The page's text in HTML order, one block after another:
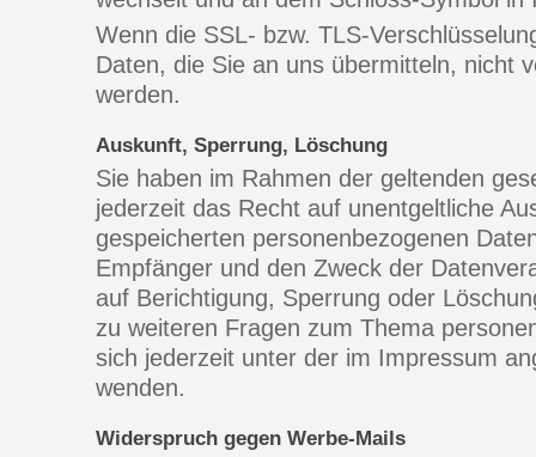
Wenn die SSL- bzw. TLS-
Daten, die Sie an uns übermitteln, nicht
werden.
Auskunft, Sperrung, Löschung
Sie haben im Rahmen der geltenden
jederzeit das Recht auf unentgeltliche
gespeicherten personenbezogenen
Empfänger und den Zweck der
auf Berichtigung, Sperrung oder
zu weiteren Fragen zum Thema
sich jederzeit unter der im Impressum
wenden.
Widerspruch gegen Werbe-Mails